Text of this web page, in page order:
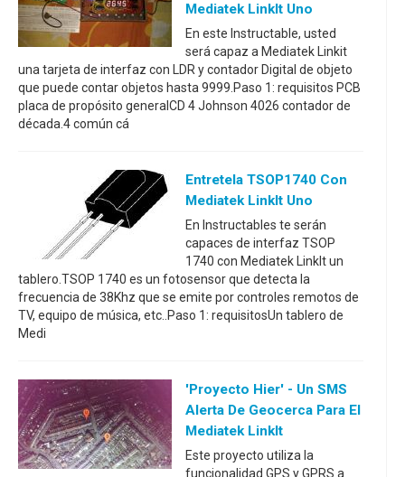
Mediatek LinkIt Uno
En este Instructable, usted
será capaz a Mediatek Linkit
una tarjeta de interfaz con LDR y contador Digital de objeto
que puede contar objetos hasta 9999.Paso 1: requisitos PCB
placa de propósito generalCD 4 Johnson 4026 contador de
década.4 común cá
Entretela TSOP1740 Con
Mediatek LinkIt Uno
En Instructables te serán
capaces de interfaz TSOP
1740 con Mediatek LinkIt un
tablero.TSOP 1740 es un fotosensor que detecta la
frecuencia de 38Khz que se emite por controles remotos de
TV, equipo de música, etc..Paso 1: requisitosUn tablero de
Medi
'Proyecto Hier' - Un SMS
Alerta De Geocerca Para El
Mediatek LinkIt
Este proyecto utiliza la
funcionalidad GPS y GPRS a